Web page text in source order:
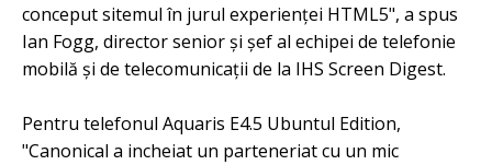
conceput sitemul în jurul experienței HTML5", a spus
Ian Fogg, director senior și șef al echipei de telefonie
mobilă și de telecomunicații de la IHS Screen Digest.
Pentru telefonul Aquaris E4.5 Ubuntul Edition,
"Canonical a incheiat un parteneriat cu un mic